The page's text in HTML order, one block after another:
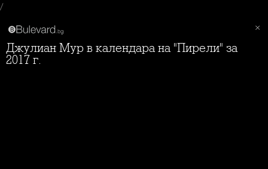
/
Джулиан Мур в календара на "Пирели" за
2017 г.